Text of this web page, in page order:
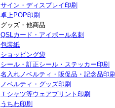
サイン・ディスプレイ印刷
卓上POP印刷
グッズ・他商品
QSLカード・アイボール名刺
包装紙
ショッピング袋
シール・訂正シール・ステッカー印刷
名入れノベルティ・販促品・記念品印刷
ノベルティ・グッズ印刷
Ｔシャツ等ウェアプリント印刷
うちわ印刷